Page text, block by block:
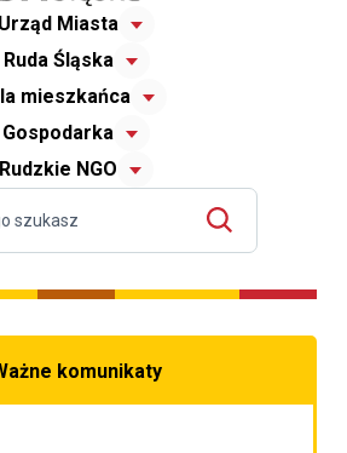
Urząd Miasta
Ruda Śląska
mieszkańca
Gospodarka
Rudzkie NGO
komunikaty